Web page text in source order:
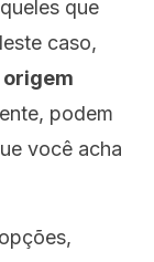
que
caso,
origem
podem
você acha